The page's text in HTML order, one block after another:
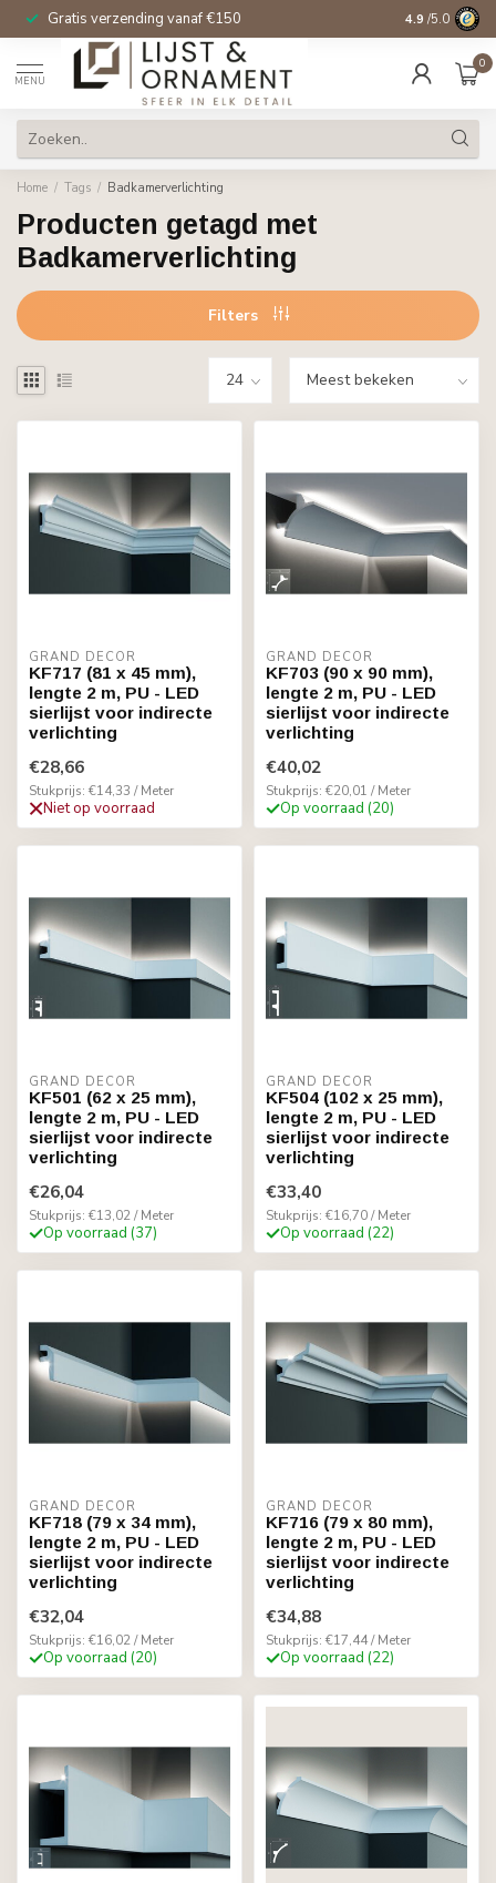
Gratis verzending vanaf €150 14 dagen
4.9 /5.0
MENU
0
Home / Tags / Badkamerverlichting
Producten getagd met
Badkamerverlichting
Filters
GRAND DECOR
KF717 (81 x 45 mm),
lengte 2 m, PU - LED
sierlijst voor indirecte
verlichting
€28,66
Stukprijs: €14,33 / Meter
Niet op voorraad
GRAND DECOR
KF703 (90 x 90 mm),
lengte 2 m, PU - LED
sierlijst voor indirecte
verlichting
€40,02
Stukprijs: €20,01 / Meter
Op voorraad (20)
GRAND DECOR
KF501 (62 x 25 mm),
lengte 2 m, PU - LED
sierlijst voor indirecte
verlichting
€26,04
Stukprijs: €13,02 / Meter
Op voorraad (37)
GRAND DECOR
KF504 (102 x 25 mm),
lengte 2 m, PU - LED
sierlijst voor indirecte
verlichting
€33,40
Stukprijs: €16,70 / Meter
Op voorraad (22)
GRAND DECOR
KF718 (79 x 34 mm),
lengte 2 m, PU - LED
sierlijst voor indirecte
verlichting
€32,04
Stukprijs: €16,02 / Meter
Op voorraad (20)
GRAND DECOR
KF716 (79 x 80 mm),
lengte 2 m, PU - LED
sierlijst voor indirecte
verlichting
€34,88
Stukprijs: €17,44 / Meter
Op voorraad (22)